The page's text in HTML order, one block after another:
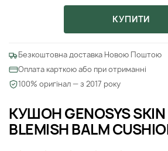
КУШОН GENOSYS SKIN
BLEMISH BALM
КУПИТИ
Безкоштовна доставка Новою Поштою
Оплата карткою або при отриманні
100% оригінал — з 2017 року